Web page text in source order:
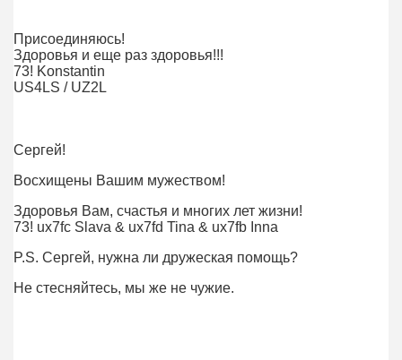
Присоединяюсь!
Здоровья и еще раз здоровья!!!
73! Konstantin
US4LS / UZ2L
Сергей!
Восхищены Вашим мужеством!
Здоровья Вам, счастья и многих лет жизни!
73! ux7fc Slava & ux7fd Tina & ux7fb Inna
P.S. Сергей, нужна ли дружеская помощь?
Не стесняйтесь, мы же не чужие.